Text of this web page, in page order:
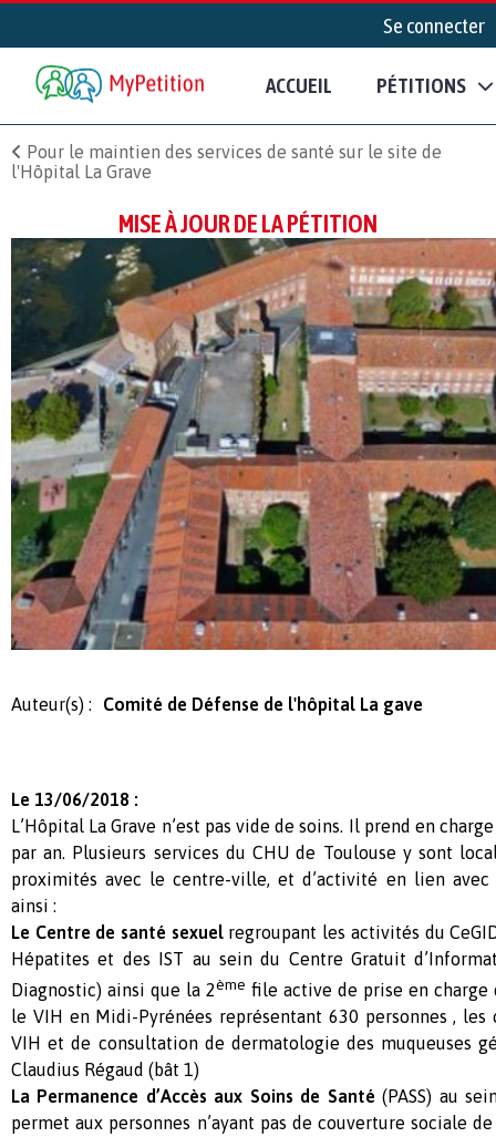
Se connecter
ACCUEIL PÉTITIONS
Pour le maintien des services de santé sur le site de
l'Hôpital La Grave
MISE À JOUR DE LA PÉTITION
Auteur(s) : Comité de Défense de l'hôpital La gave
Le 13/06/2018 :
L’Hôpital La Grave n’est pas vide de soins. Il prend en
par an. Plusieurs services du CHU de Toulouse y sont
proximités avec le centre-ville, et d’activité en lien avec
ainsi :
Le Centre de santé sexuelregroupant les activités du
Hépatites et des IST au sein du Centre Gratuit
Diagnostic) ainsi que la 2ème file active de prise en charge
le VIH en Midi-Pyrénées représentant 630 personnes , les
VIH et de consultation de dermatologie des muqueuses
Claudius Régaud (bât 1)
La Permanence d’Accès aux Soins de Santé (PASS) au
permet aux personnes n’ayant pas de couverture sociale